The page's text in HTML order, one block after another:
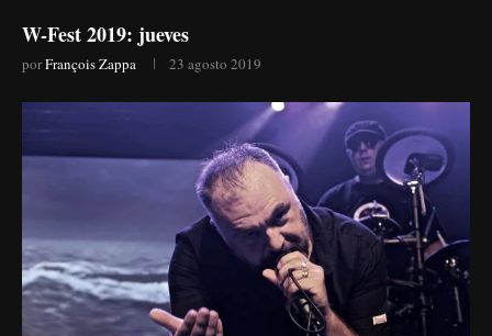
W-Fest 2019: jueves
porFrançois Zappa 23 agosto 2019